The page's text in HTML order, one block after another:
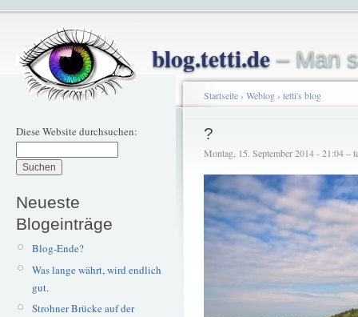
blog.tetti.de– Man
Diese Website durchsuchen:
Neueste
Blogeinträge
Blog-Ende?
Was lange währt, wird endlich
gut.
Strohner Brücke auf der
Startseite› Weblog› tetti's blog
?
Montag, 15. September 2014 - 21:04 –